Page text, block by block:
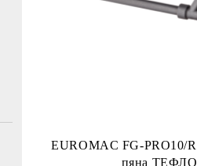
EUROMAC FG-PRO10/R
пяна